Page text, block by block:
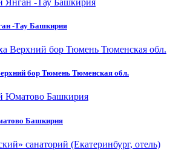
-Тау Башкирия
бор Тюмень Тюменская обл.
Башкирия